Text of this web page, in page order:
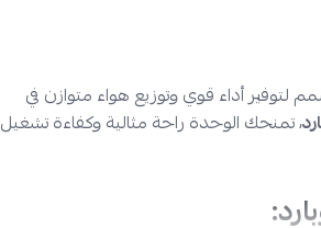
وشحن سريع إلى جميع مناطق المملكة.
لتوفير أداء قوي وتوزيع هواء متوازن في
، تمنحك الوحدة راحة مثالية وكفاءة تشغيل